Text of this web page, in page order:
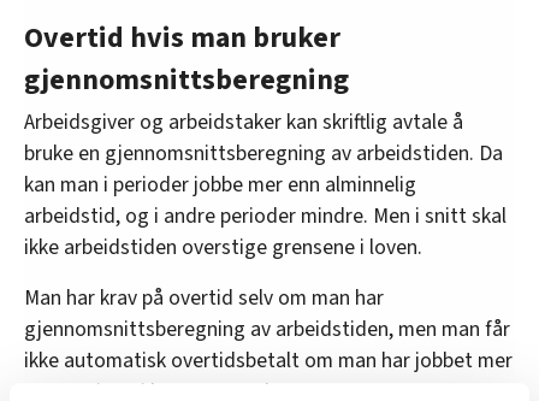
Overtid hvis man bruker
gjennomsnittsberegning
Arbeidsgiver og arbeidstaker kan skriftlig avtale å
bruke en gjennomsnittsberegning av arbeidstiden. Da
kan man i perioder jobbe mer enn alminnelig
arbeidstid, og i andre perioder mindre. Men i snitt skal
ikke arbeidstiden overstige grensene i loven.
Man har krav på overtid selv om man har
gjennomsnittsberegning av arbeidstiden, men man får
ikke automatisk overtidsbetalt om man har jobbet mer
enn 40 timer i løpet av en uke.